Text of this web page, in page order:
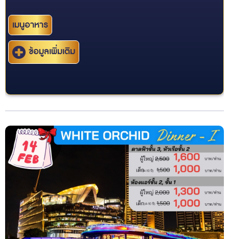
เมนูอาหาร
ข้อมูลเพิ่มเติม